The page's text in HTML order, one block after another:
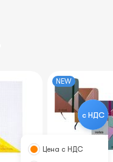
NEW
с НДС
Цена с НДС